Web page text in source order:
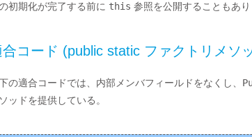
初期化が完了する前に this 参照を公開することもあり
合コード (public static ファクトリメソ
の適合コードでは、内部メンバフィールドをなくし、
ッドを提供している。